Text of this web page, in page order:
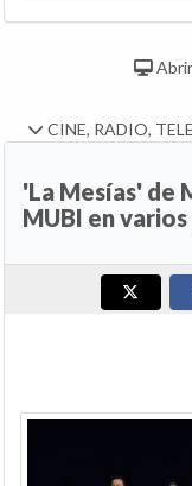
Abrir
CINE, RADIO,
'La Mesías' de
MUBI en